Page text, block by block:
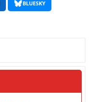
BLUESKY